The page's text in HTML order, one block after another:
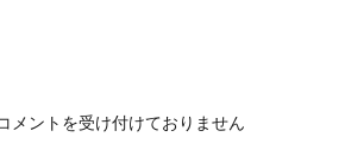
メントを受け付けておりません